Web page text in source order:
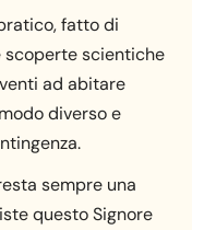
fatto di
scoperte scientiche
ad abitare
diverso e
sempre una
questo Signore